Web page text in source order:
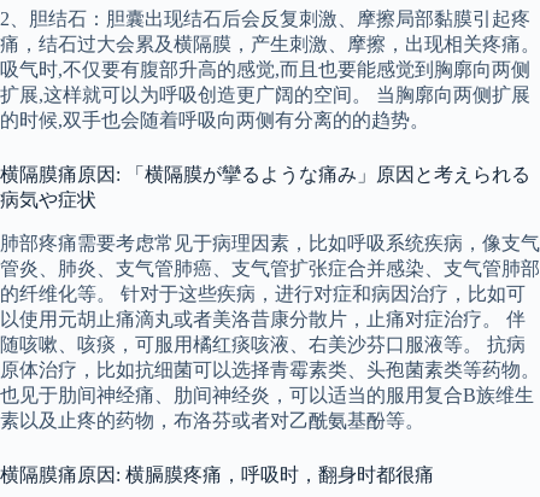
2、胆结石：胆囊出现结石后会反复刺激、摩擦局部黏膜引起疼
痛，结石过大会累及横隔膜，产生刺激、摩擦，出现相关疼痛。
吸气时,不仅要有腹部升高的感觉,而且也要能感觉到胸廓向两侧
扩展,这样就可以为呼吸创造更广阔的空间。 当胸廓向两侧扩展
的时候,双手也会随着呼吸向两侧有分离的的趋势。
横隔膜痛原因: 「横隔膜が攣るような痛み」原因と考えられる
病気や症状
肺部疼痛需要考虑常见于病理因素，比如呼吸系统疾病，像支气
管炎、肺炎、支气管肺癌、支气管扩张症合并感染、支气管肺部
的纤维化等。 针对于这些疾病，进行对症和病因治疗，比如可
以使用元胡止痛滴丸或者美洛昔康分散片，止痛对症治疗。 伴
随咳嗽、咳痰，可服用橘红痰咳液、右美沙芬口服液等。 抗病
原体治疗，比如抗细菌可以选择青霉素类、头孢菌素类等药物。
也见于肋间神经痛、肋间神经炎，可以适当的服用复合B族维生
素以及止疼的药物，布洛芬或者对乙酰氨基酚等。
横隔膜痛原因: 横膈膜疼痛，呼吸时，翻身时都很痛